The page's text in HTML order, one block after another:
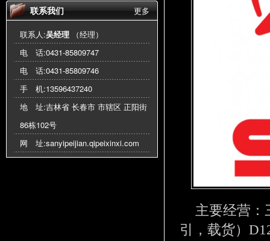
更多
联系我们
联系人:吴经理 （经理）
电 话:0431-85809747
电 话:0431-85809746
手 机:13596437240
地 址:吉林省 长春市 市辖区 正阳街
86栋102号
网 址:sanyipeijian.qipeixinxi.com
主要经营：
引，载货）